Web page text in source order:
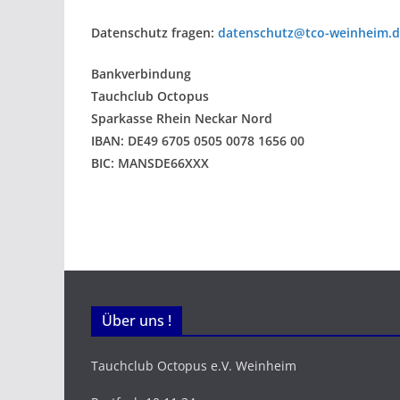
Datenschutz fragen: datenschutz@tco-
Bankverbindung
Tauchclub Octopus
Sparkasse Rhein Neckar Nord
IBAN: DE49 6705 0505 0078 1656 00
BIC: MANSDE66XXX
Über uns !
Tauchclub Octopus e.V. Weinheim